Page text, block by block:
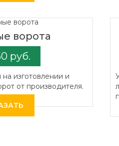
ворота
руб.
изготовлении и
от производителя.